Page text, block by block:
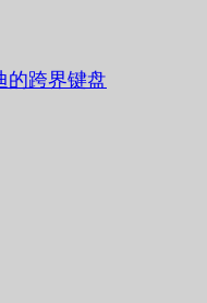
的跨界键盘